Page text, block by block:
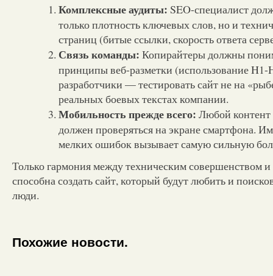
Комплексные аудиты: SEO-специалист
только плотность ключевых слов, но и
страниц (битые ссылки, скорость ответа
Связь команды: Копирайтеры должны
принципы веб-разметки (использование H1-
разработчики — тестировать сайт не на
реальных боевых текстах компании.
Мобильность прежде всего: Любой контент
должен проверяться на экране смартфона.
мелких ошибок вызывает самую сильную
Только гармония между техническим совершенством и
способна создать сайт, который будут любить и
люди.
Похожие новости.